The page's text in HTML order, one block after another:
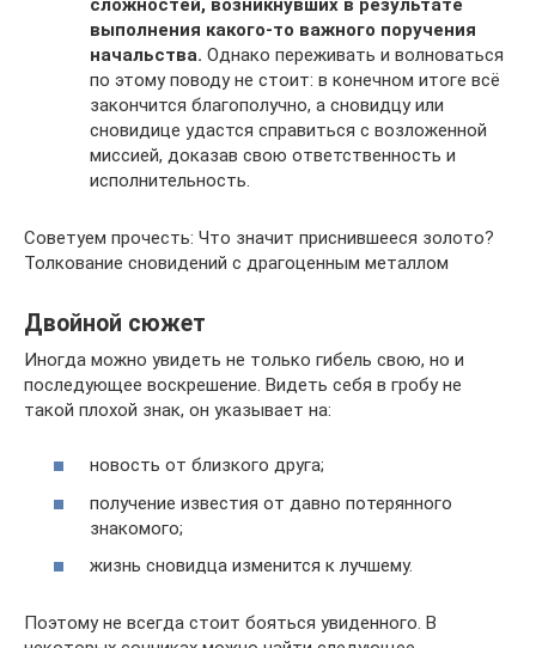
сложностей, возникнувших в результате
выполнения какого-то важного поручения
начальства. Однако переживать и волноваться
по этому поводу не стоит: в конечном итоге всё
закончится благополучно, а сновидцу или
сновидице удастся справиться с возложенной
миссией, доказав свою ответственность и
исполнительность.
Советуем прочесть: Что значит приснившееся золото?
Толкование сновидений с драгоценным металлом
Двойной сюжет
Иногда можно увидеть не только гибель свою, но и
последующее воскрешение. Видеть себя в гробу не
такой плохой знак, он указывает на:
новость от близкого друга;
получение известия от давно потерянного
знакомого;
жизнь сновидца изменится к лучшему.
Поэтому не всегда стоит бояться увиденного. В